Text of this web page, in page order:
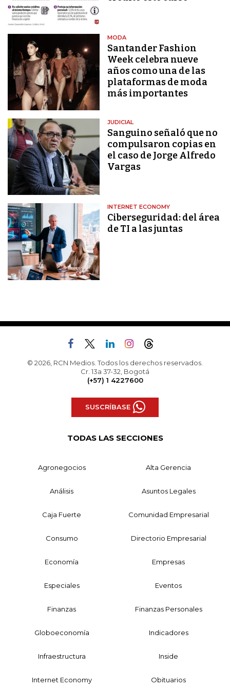
MODA
Santander Fashion
Week celebra nueve
años como una de las
plataformas de moda
más importantes
JUDICIAL
Sanguino señaló que no
compulsaron copias en
el caso de Jorge Alfredo
Vargas
INTERNET ECONOMY
Ciberseguridad: del área
de TI a las juntas
© 2026, RCN Medios. Todos los derechos reservados.
Cr. 13a 37-32, Bogotá
(+57) 1 4227600
SUSCRÍBASE
TODAS LAS SECCIONES
Agronegocios Alta Gerencia
Análisis Asuntos Legales
Caja Fuerte Comunidad Empresarial
Consumo Directorio Empresarial
Economía Empresas
Especiales Eventos
Finanzas Finanzas Personales
Globoeconomía Indicadores
Infraestructura Inside
Internet Economy Obituarios